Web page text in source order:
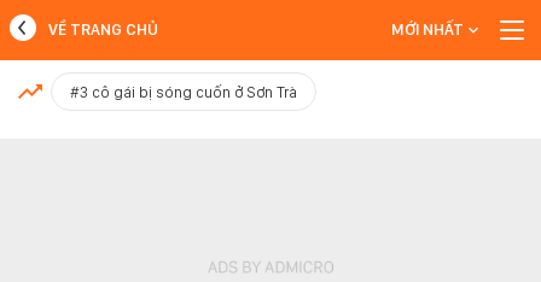
MỚI NHẤT
VỀ TRANG CHỦ MỚI NHẤT
#3 cô gái bị sóng cuốn ở Sơn Trà